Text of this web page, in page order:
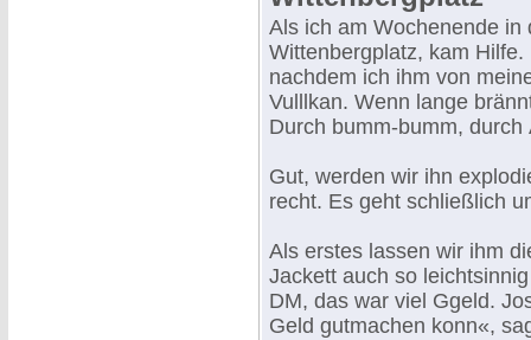
Als ich am Wochenende
Wittenbergplatz, kam
nachdem ich ihm von
Vulllkan. Wenn lange
Durch bumm-bumm, durch
Gut, werden wir ihn
recht. Es geht schließlich
Als erstes lassen wir ihm
Jackett auch so
DM, das war viel Ggeld.
Geld gutmachen konn«,